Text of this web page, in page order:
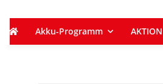
Akku-Programm AKTION